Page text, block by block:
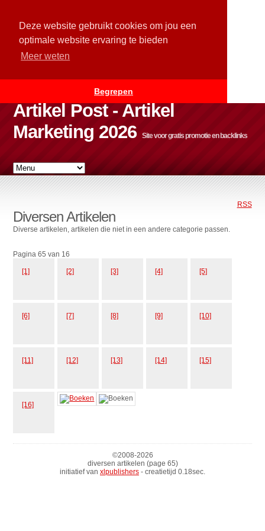
Deze website gebruikt cookies om jou een
optimale website ervaring te bieden
Meer weten
Begrepen
Artikel Post - Artikel
Marketing 2026
Site voor gratis promotie en backlinks
RSS
Diversen Artikelen
Diverse artikelen, artikelen die niet in een andere categorie passen.
Pagina 65 van 16
[1] [2] [3] [4] [5]
[6] [7] [8] [9] [10]
[11] [12] [13] [14] [15]
[16]
©2008-2026
diversen artikelen (page 65)
initiatief van xlpublishers - creatietijd 0.18sec.